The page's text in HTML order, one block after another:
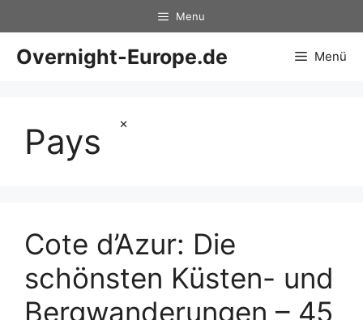
×
Inhalt
springen
Menu
Overnight-Europe.de Menü
Pays
Cote d’Azur: Die
schönsten Küsten- und
Bergwanderungen – 45